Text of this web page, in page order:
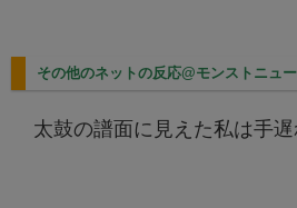
その他のネットの反応@モンストニュ
太鼓の譜面に見えた私は手